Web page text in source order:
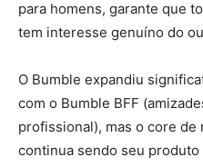
para homens, garante que
tem interesse genuíno do
O Bumble expandiu
com o Bumble BFF
profissional), mas o core
continua sendo seu